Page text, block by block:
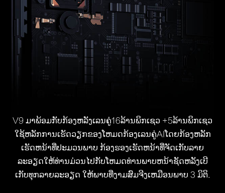
V9 ມາພ້ອມກັບກ້ອງຫລັງເລນຄູ່16ລ້ານພິກເຊວ +5ລ້ານພິກເຊວ
ໃຊ້ຫລັກການເຮັດວຽກຂອງໂຫມດກ້ອງເລນຄູ່AIໂດຍກ້ອງຫລັກ
ເຮັດຫນ້າທີ່ປະມວນພາບ ກ້ອງຮອງເຮັດຫນ້າທີ່ຈັດເກັບລາຍ
ລະອຽດໃຫ້ທ່ານມ່ວນໄປກັບໂຫມດທ່ານພາບຫນ້າຊັດຫລັງເບີ
ເກັບທຸກລາຍລະອຽດ ໃຫ້ພາບທີ່ງາມສົມຈີງເຫມືອນພາບ 3 ມິຕິ.